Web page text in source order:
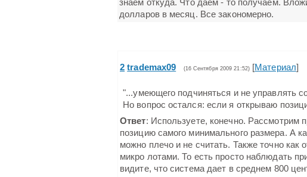
знаем откуда. Что даем - то получаем.
долларов в месяц. Все закономерно.
2 trademax09 (16 Сентября 2009 21:52)[Материал]
"...умеющего подчиняться и не управлять
Но вопрос остался: если я открываю
Ответ: Используете, конечно. Рассмотрим
позицию самого минимального размера. А
можно плечо и не считать. Также точно как
микро лотами. То есть просто наблюдать
видите, что система дает в среднем 800